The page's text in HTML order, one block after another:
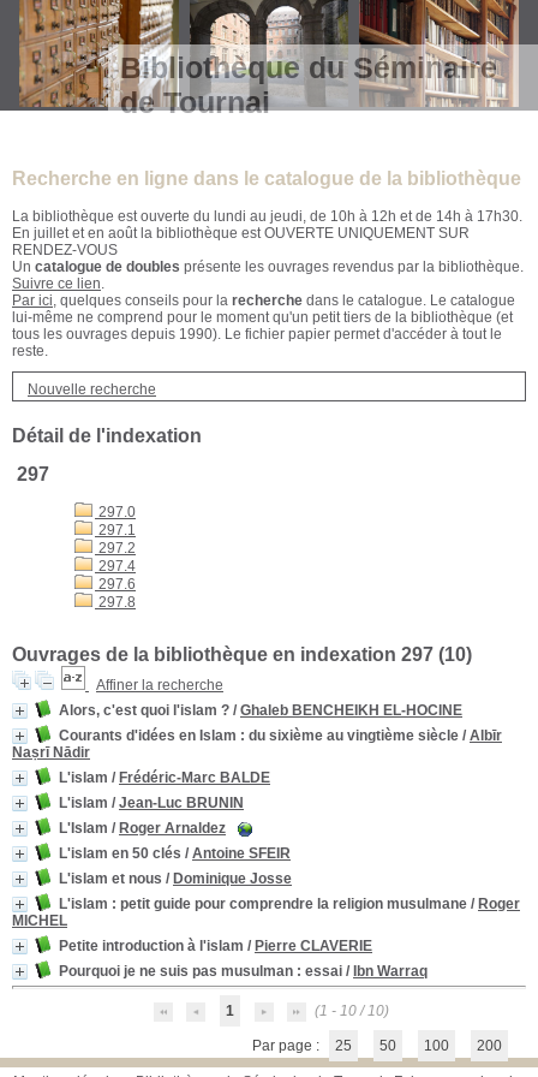
Bibliothèque du Séminaire
de Tournai
Recherche en ligne dans le catalogue de la bibliothèque
La bibliothèque est ouverte du lundi au jeudi, de 10h à 12h et de 14h à 17h30.
En juillet et en août la bibliothèque est OUVERTE UNIQUEMENT SUR
RENDEZ-VOUS
Un catalogue de doubles présente les ouvrages revendus par la bibliothèque.
Suivre ce lien.
Par ici, quelques conseils pour la recherche dans le catalogue. Le catalogue
lui-même ne comprend pour le moment qu'un petit tiers de la bibliothèque (et
tous les ouvrages depuis 1990). Le fichier papier permet d'accéder à tout le
reste.
Nouvelle recherche
Détail de l'indexation
297
297.0
297.1
297.2
297.4
297.6
297.8
Ouvrages de la bibliothèque en indexation 297 (10)
Affiner la recherche
Alors, c'est quoi l'islam ? / Ghaleb BENCHEIKH EL-HOCINE
Courants d'idées en Islam : du sixième au vingtième siècle / Albīr
Naṣrī Nādir
L'islam / Frédéric-Marc BALDE
L'islam / Jean-Luc BRUNIN
L'Islam / Roger Arnaldez
L'islam en 50 clés / Antoine SFEIR
L'islam et nous / Dominique Josse
L'islam : petit guide pour comprendre la religion musulmane / Roger
MICHEL
Petite introduction à l'islam / Pierre CLAVERIE
Pourquoi je ne suis pas musulman : essai / Ibn Warraq
1 (1 - 10 / 10)
Par page : 25 50 100 200